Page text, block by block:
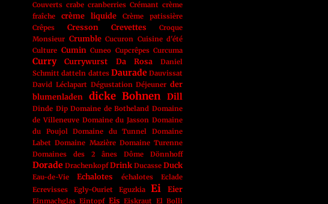
Couverts crabe cranberries Crémant crème
fraîche
crème liquide
Crème patissière
Crêpes
Cresson Crevettes
Croque
Monsieur Crumble Cucuron Cuisine d'été
Culture Cumin Cuneo Cupcrêpes Curcuma
Curry Currywurst Da Rosa
Daniel
Schmitt datteln dattes Daurade Dauvissat
David Léclapart Dégustation Déjeuner der
blumenladen
dicke Bohnen Dill
Dinde Dip Domaine de Botheland Domaine
de Villeneuve Domaine du Jasson Domaine
du Poujol
Domaine du Tunnel
Domaine
Labet Domaine Mazière Domaine Turenne
Domaines des 2 ânes
Dôme Dönnhoff
Dorade Drachenkopf Drink Ducasse Duck
Eau-de-Vie Echalotes échalotes
Eclade
Ecrevisses
Egly-Ouriet Eguzkia Ei Eier
Einmachglas Eintopf Eis Eiskraut El Bolli